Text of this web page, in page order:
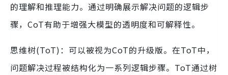
的理解和推理能力。通过明确展示解决问题的逻辑步
骤，CoT有助于增强大模型的透明度和可解释性。
思维树(ToT)：可以被视为CoT的升级版。在ToT中，
问题解决过程被结构化为一系列逻辑步骤。ToT通过树